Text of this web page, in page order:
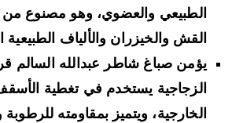
الطبيعي والعضوي، وهو مصنوع من
القش والخيزران والألياف الطبيعية
يؤمن صباغ شاطر عبدالله السالم قرميد
الزجاجية يستخدم في تغطية الأسقف
الخارجية، ويتميز بمقاومته للرطوبة